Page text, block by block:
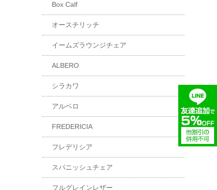
Box Calf
オースチリッチ
イームズラウンジチェア
ALBERO
シラカワ
アルベロ
FREDERICIA
フレデリシア
スパニッシュチェア
フルグレインレザー